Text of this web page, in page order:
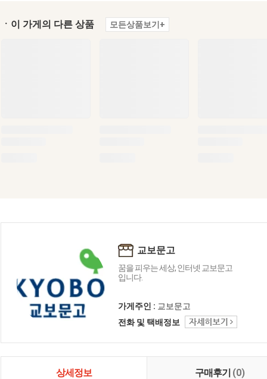
ㆍ이 가게의 다른 상품 모든상품보기+
교보문고
꿈을 피우는 세상, 인터넷 교보문고
입니다.
가게주인 : 교보문고
전화 및 택배정보
상세정보 구매후기 (0)